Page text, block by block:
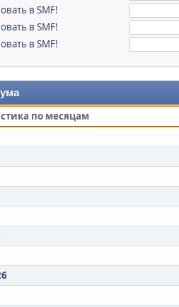
в SMF!
в SMF!
в SMF!
по месяцам